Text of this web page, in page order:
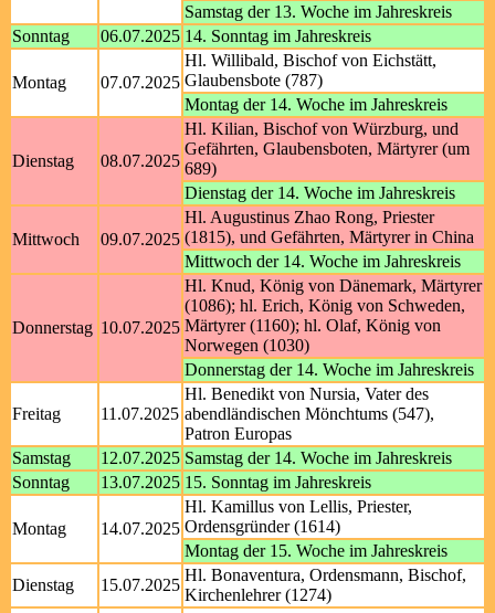
Samstag der 13. Woche im Jahreskreis
Sonntag
06.07.2025 14. Sonntag im Jahreskreis
Montag 07.07.2025
Hl. Willibald, Bischof von Eichstätt,
Glaubensbote (787)
Montag der 14. Woche im Jahreskreis
Dienstag 08.07.2025
Hl. Kilian, Bischof von Würzburg, und
Gefährten, Glaubensboten, Märtyrer (um
689)
Dienstag der 14. Woche im Jahreskreis
Mittwoch 09.07.2025
Hl. Augustinus Zhao Rong, Priester
(1815), und Gefährten, Märtyrer in China
Mittwoch der 14. Woche im Jahreskreis
Donnerstag 10.07.2025
Hl. Knud, König von Dänemark, Märtyrer
(1086); hl. Erich, König von Schweden,
Märtyrer (1160); hl. Olaf, König von
Norwegen (1030)
Donnerstag der 14. Woche im Jahreskreis
Freitag 11.07.2025
Hl. Benedikt von Nursia, Vater des
abendländischen Mönchtums (547),
Patron Europas
Samstag
12.07.2025 Samstag der 14. Woche im Jahreskreis
Sonntag
13.07.2025 15. Sonntag im Jahreskreis
Montag 14.07.2025
Hl. Kamillus von Lellis, Priester,
Ordensgründer (1614)
Montag der 15. Woche im Jahreskreis
Dienstag
15.07.2025
Hl. Bonaventura, Ordensmann, Bischof,
Kirchenlehrer (1274)